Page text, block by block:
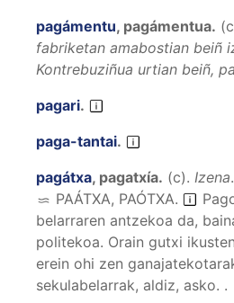
pagámentu, pagámentua. (c
fabriketan amabostian beiñ
Kontrebuziñua urtian beiñ,
pagari.
paga-tantai.
pagátxa, pagatxía. (c). Izena.
PAÁTXA, PAÓTXA.
belarraren antzekoa da,
politekoa. Orain gutxi
erein ohi zen
sekulabelarrak, aldiz, asko. .